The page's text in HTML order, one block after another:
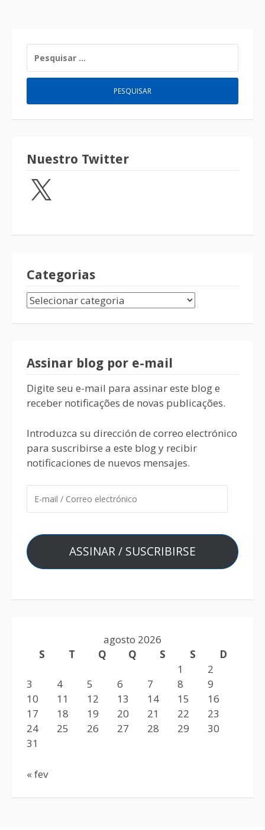
Nuestro Twitter
Categorias
Assinar blog por e-mail
Digite seu e-mail para assinar este blog e
receber notificações de novas publicações.
Introduzca su dirección de correo electrónico
para suscribirse a este blog y recibir
notificaciones de nuevos mensajes.
ASSINAR / SUSCRIBIRSE
agosto 2026
S
T Q Q S S
D
1
2
3
4 5 6 7 8
9
10
11 12 13 14 15
16
17
18 19 20 21 22
23
24
25 26 27 28 29
30
31
« fev